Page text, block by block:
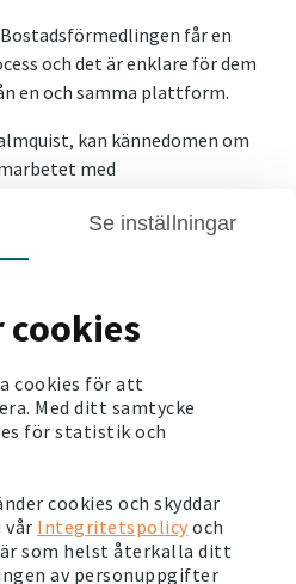
Se inställningar
cookies
cookies för att
Med ditt samtycke
för statistik och
cookies och skyddar
vår Integritetspolicy och
som helst återkalla ditt
av personuppgifter
får en
och det är enklare för dem
en och samma plattform.
kan kännedomen om
med